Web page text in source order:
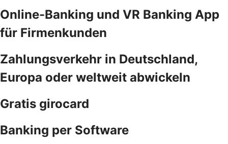
Online-Banking und VR Banking App
für Firmenkunden
Zahlungsverkehr in Deutschland,
Europa oder weltweit abwickeln
Gratis girocard
Banking per Software